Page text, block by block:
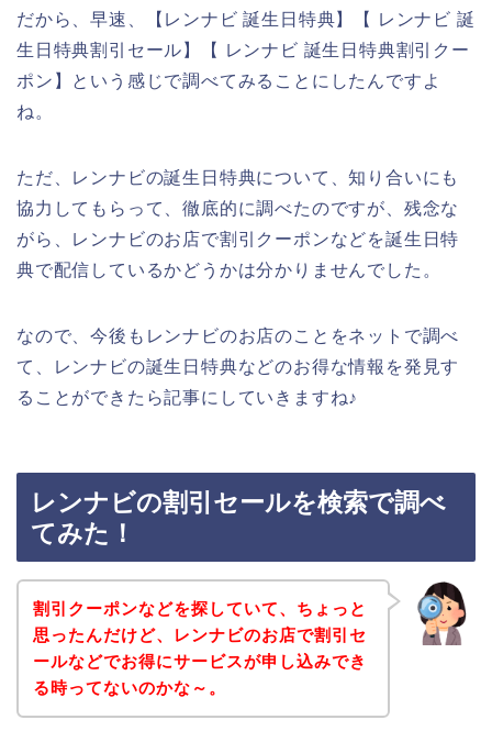
だから、早速、【レンナビ 誕生日特典】【 レンナビ 誕
生日特典割引セール】【 レンナビ 誕生日特典割引クー
ポン】という感じで調べてみることにしたんですよ
ね。
ただ、レンナビの誕生日特典について、知り合いにも
協力してもらって、徹底的に調べたのですが、残念な
がら、レンナビのお店で割引クーポンなどを誕生日特
典で配信しているかどうかは分かりませんでした。
なので、今後もレンナビのお店のことをネットで調べ
て、レンナビの誕生日特典などのお得な情報を発見す
ることができたら記事にしていきますね♪
レンナビの割引セールを検索で調べ
てみた！
割引クーポンなどを探していて、ちょっと
思ったんだけど、レンナビのお店で割引セ
ールなどでお得にサービスが申し込みでき
る時ってないのかな～。